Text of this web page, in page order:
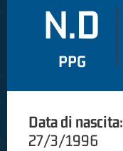
N.D
PPG
Data di nascita:
27/3/1996